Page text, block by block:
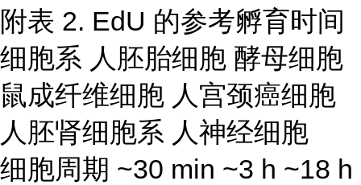
附表 2. EdU 的参考孵育时间
细胞系 人胚胎细胞 酵母细胞
鼠成纤维细胞 人宫颈癌细胞
人胚肾细胞系 人神经细胞
细胞周期 ~30 min ~3 h ~18 h